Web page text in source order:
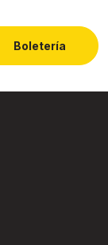
Boletería